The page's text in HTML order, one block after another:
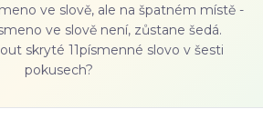
ve slově, ale na špatném místě -
ve slově není, zůstane šedá.
skryté 11písmenné slovo v šesti
pokusech?